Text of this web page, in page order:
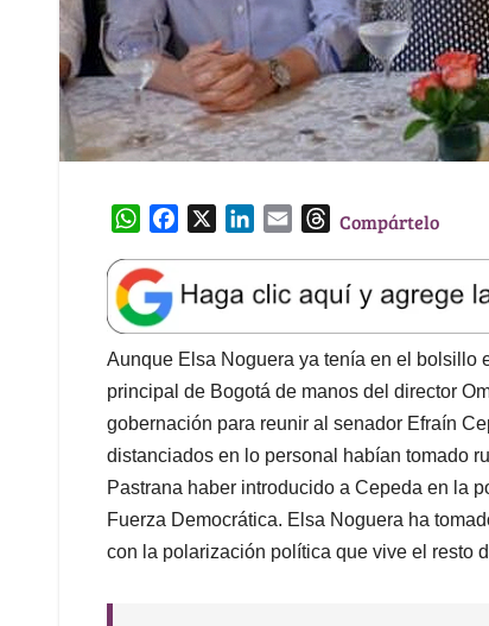
W
a
t
s
A
p
p
e
b
o
o
k
k
e
d
I
n
l
T
e
a
d
s
Compártelo
Aunque Elsa Noguera ya tenía en el bolsillo
principal de Bogotá de manos del director
gobernación para reunir al senador Efraín
distanciados en lo personal habían tomado
Pastrana haber introducido a Cepeda en la
Fuerza Democrática. Elsa Noguera ha
con la polarización política que vive el resto